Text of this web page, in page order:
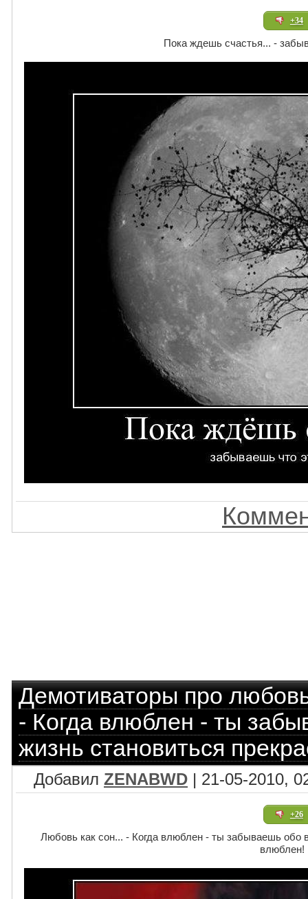
+34
Пока ждешь счастья... -
Демотиваторы про
- Когда влюблен - ты
жизнь становиться
Добавил ZENABWD | 21-05-2010,
+26
Любовь как сон... - Когда влюблен - ты забываешь обо
влюблен!